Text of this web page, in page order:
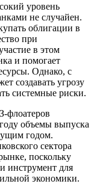
уровень
не случайен.
облигации в
при
в этом
и помогает
Однако, с
создавать угрозу
системные риски.
флоатеров
объемы выпуска
годом.
сектора
поскольку
инструмент для
экономики.